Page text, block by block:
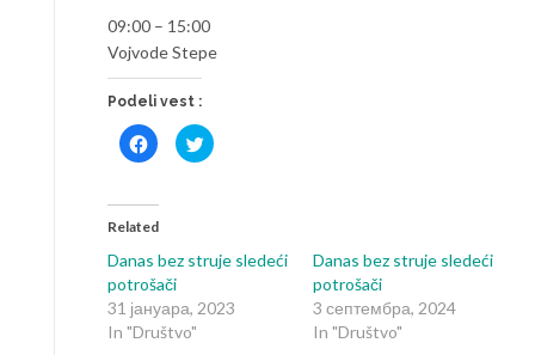
09:00 – 15:00
Vojvode Stepe
Podeli vest :
Click
to
(Opens
in
window)
Click
to
window)
Related
Danas bez struje sledeći
potrošači
31 јануара, 2023
In "Društvo"
Danas bez struje sledeći
potrošači
3 септембра, 2024
In "Društvo"